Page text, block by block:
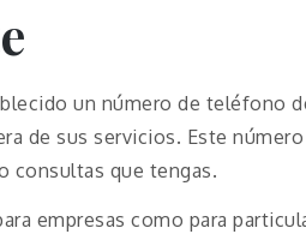
un número de teléfono
de sus servicios. Este
consultas que tengas.
empresas como para